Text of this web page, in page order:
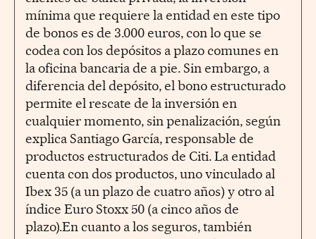
mínima que requiere la entidad en este tipo
de bonos es de 3.000 euros, con lo que se
codea con los depósitos a plazo comunes en
la oficina bancaria de a pie. Sin embargo, a
diferencia del depósito, el bono estructurado
permite el rescate de la inversión en
cualquier momento, sin penalización, según
explica Santiago García, responsable de
productos estructurados de Citi. La entidad
cuenta con dos productos, uno vinculado al
Ibex 35 (a un plazo de cuatro años) y otro al
índice Euro Stoxx 50 (a cinco años de
plazo).En cuanto a los seguros, también